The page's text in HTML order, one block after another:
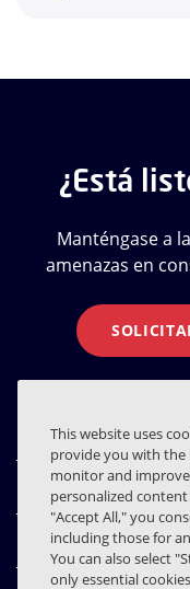
¿Está
Manténgase a
amenazas en
Quiénes somos
Productos
Centro de
This website uses
provide you with the
monitor and
personalized
"Accept All," you
including those for
You can also select
only essential